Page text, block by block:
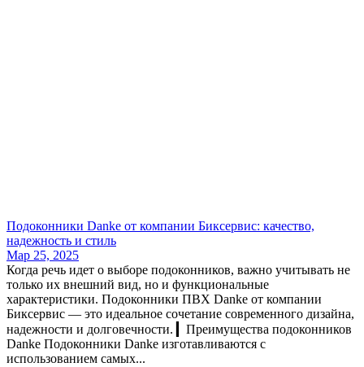
Подоконники Danke от компании Биксервис: качество,
надежность и стиль
Мар 25, 2025
Когда речь идет о выборе подоконников, важно учитывать не
только их внешний вид, но и функциональные
характеристики. Подоконники ПВХ Danke от компании
Биксервис — это идеальное сочетание современного дизайна,
надежности и долговечности. ▎Преимущества подоконников
Danke Подоконники Danke изготавливаются с
использованием самых...